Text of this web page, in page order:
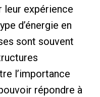
leur expérience
d’énergie en
sont souvent
l’importance
répondre à